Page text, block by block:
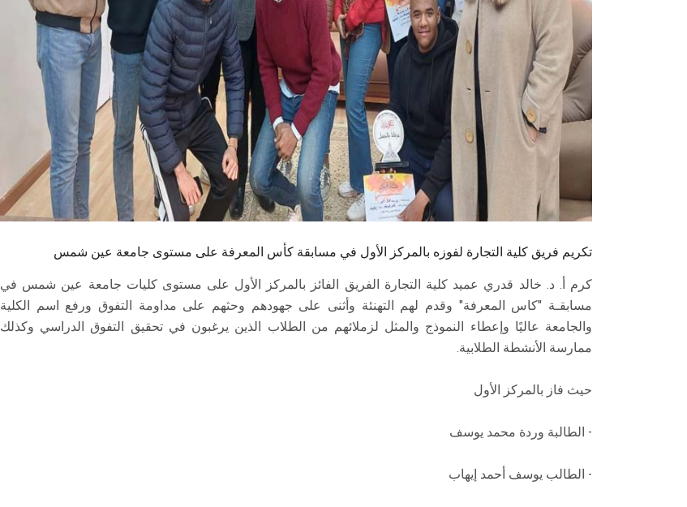
تكريم فريق كلية التجارة لفوزه بالمركز الأول في مسابقة كأس المعرفة على مستوى جامعة عين شمس
كرم أ. د. خالد قدري عميد كلية التجارة الفريق الفائز بالمركز الأول على مستوى كليات جامعة عين شمس في
مسابقـة "كاس المعرفة" وقدم لهم التهنئة وأثنى على جهودهم وحثهم على مداومة التفوق ورفع اسم الكلية
والجامعة عاليًا وإعطاء النموذج والمثل لزملائهم من الطلاب الذين يرغبون في تحقيق التفوق الدراسي وكذلك
ممارسة الأنشطة الطلابية.
حيث فاز بالمركز الأول
- الطالبة وردة محمد يوسف
- الطالب يوسف أحمد إيهاب